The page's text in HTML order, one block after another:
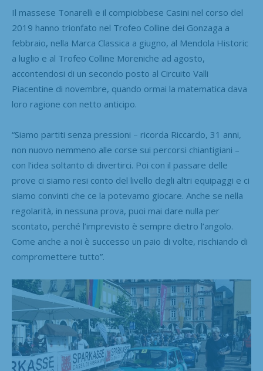
Il massese Tonarelli e il compiobbese Casini nel corso del
2019 hanno trionfato nel Trofeo Colline dei Gonzaga a
febbraio, nella Marca Classica a giugno, al Mendola Historic
a luglio e al Trofeo Colline Moreniche ad agosto,
accontendosi di un secondo posto al Circuito Valli
Piacentine di novembre, quando ormai la matematica dava
loro ragione con netto anticipo.
“Siamo partiti senza pressioni – ricorda Riccardo, 31 anni,
non nuovo nemmeno alle corse sui percorsi chiantigiani –
con l’idea soltanto di divertirci. Poi con il passare delle
prove ci siamo resi conto del livello degli altri equipaggi e ci
siamo convinti che ce la potevamo giocare. Anche se nella
regolarità, in nessuna prova, puoi mai dare nulla per
scontato, perché l’imprevisto è sempre dietro l’angolo.
Come anche a noi è successo un paio di volte, rischiando di
compromettere tutto”.